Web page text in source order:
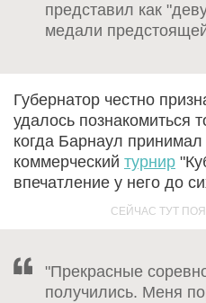
представил как
медали
Губернатор честно
удалось познакомиться
когда Барнаул
коммерческий турнир
впечатление у него до
"Прекрасные
получились. Меня